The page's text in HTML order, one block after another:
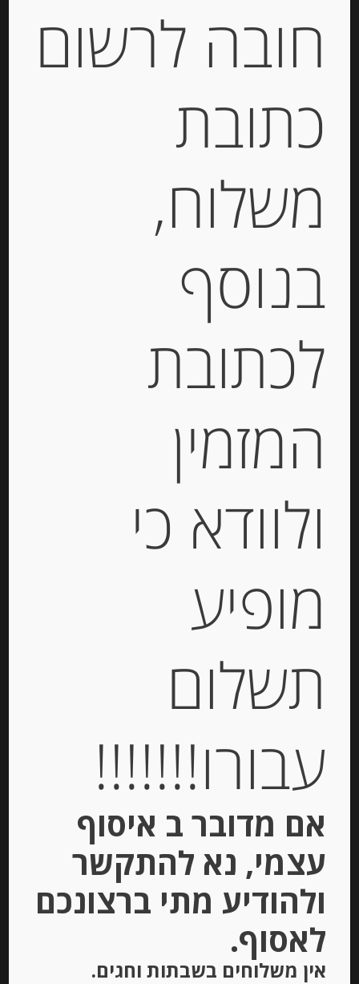
גבינה בשלה קממברט 21% שומן
מידע נוסף
מוצרים קשורים
Stock
STERILGARDA
קרם פרש דה אשירה אקסלנס Creme
fraiche ECHIRE
-
חובה לרשום
כתובת
משלוח,
בנוסף
לכתובת
המזמין
ולוודא כי
מופיע
תשלום
עבורו!!!!!!!
אם מדובר ב איסוף
עצמי, נא להתקשר
ולהודיע מתי ברצונכם
לאסוף.
אין משלוחים בשבתות וחגים.